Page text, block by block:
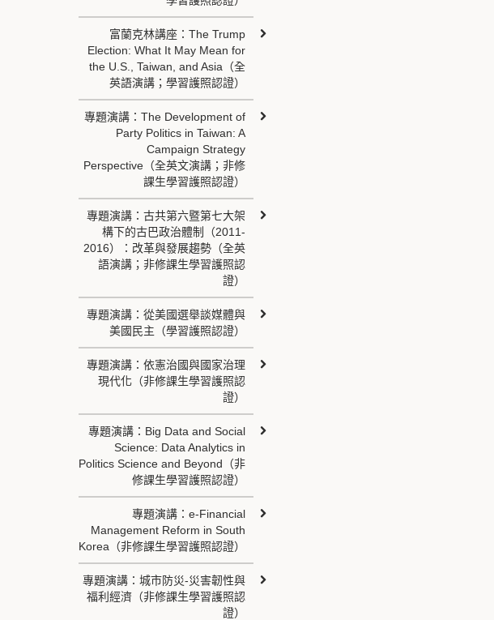
富蘭克林講座：The Trump
Election: What It May Mean for
the U.S., Taiwan, and Asia（全
英語演講；學習護照認證）
專題演講：The Development of
Party Politics in Taiwan: A
Campaign Strategy
Perspective（全英文演講；非修
課生學習護照認證）
專題演講：古共第六暨第七大架
構下的古巴政治體制（2011-
2016）：改革與發展趨勢（全英
語演講；非修課生學習護照認
證）
專題演講：從美國選舉談媒體與
美國民主（學習護照認證）
專題演講：依憲治國與國家治理
現代化（非修課生學習護照認
證）
專題演講：Big Data and Social
Science: Data Analytics in
Politics Science and Beyond（非
修課生學習護照認證）
專題演講：e-Financial
Management Reform in South
Korea（非修課生學習護照認證）
專題演講：城市防災-災害韌性與
福利經濟（非修課生學習護照認
證）